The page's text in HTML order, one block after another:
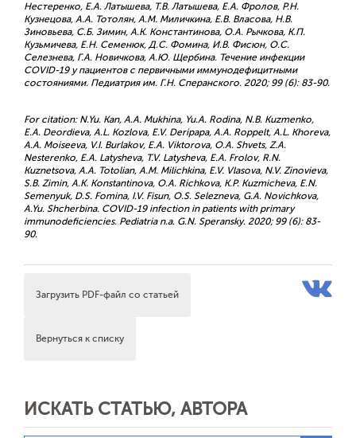
Нестеренко, Е.А. Латышева, Т.В. Латышева, Е.А. Фролов, Р.Н.
Кузнецова, А.А. Тотолян, А.М. Миличкина, Е.В. Власова, Н.В.
Зиновьева, С.Б. Зимин, А.К. Константинова, О.А. Рычкова, К.П.
Кузьмичева, Е.Н. Семенюк, Д.С. Фомина, И.В. Фисюн, О.С.
Селезнева, Г.А. Новичкова, А.Ю. Щербина. Течение инфекции
COVID-19 у пациентов с первичными иммунодефицитными
состояниями. Педиатрия им. Г.Н. Сперанского. 2020; 99 (6): 83-90.
For citation: N.Yu. Kan, A.A. Mukhina, Yu.A. Rodina, N.B. Kuzmenko,
E.A. Deordieva, A.L. Kozlova, E.V. Deripapa, A.A. Roppelt, A.L. Khoreva,
A.A. Moiseeva, V.I. Burlakov, E.A. Viktorova, O.A. Shvets, Z.A.
Nesterenko, E.A. Latysheva, T.V. Latysheva, E.A. Frolov, R.N.
Kuznetsova, A.A. Totolian, A.M. Milichkina, E.V. Vlasova, N.V. Zinovieva,
S.B. Zimin, A.K. Konstantinova, O.A. Richkova, K.P. Kuzmicheva, E.N.
Semenyuk, D.S. Fomina, I.V. Fisun, O.S. Selezneva, G.A. Novichkova,
A.Yu. Shcherbina. COVID-19 infection in patients with primary
immunodeficiencies. Pediatria n.a. G.N. Speransky. 2020; 99 (6): 83-
90.
Загрузить PDF-файл со статьей
Вернуться к списку
ИСКАТЬ СТАТЬЮ, АВТОРА